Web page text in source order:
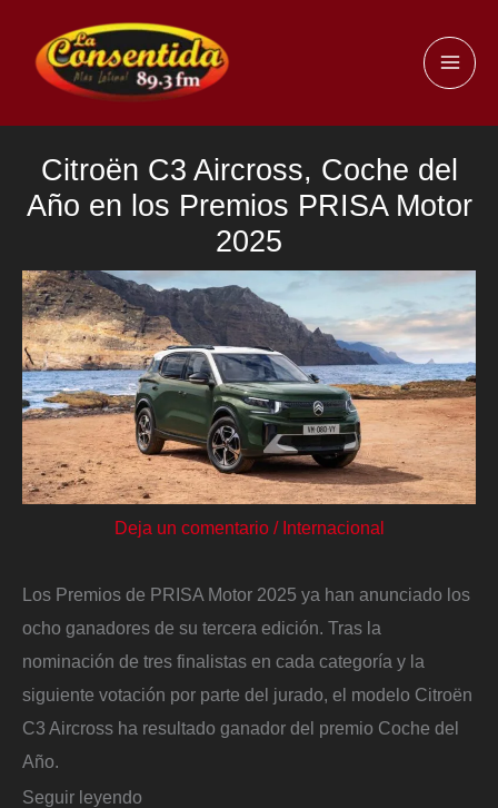
contenido
Citroën C3 Aircross, Coche del
Año en los Premios PRISA Motor
2025
Deja un comentario / Internacional
Los Premios de PRISA Motor 2025 ya han anunciado los
ocho ganadores de su tercera edición. Tras la
nominación de tres finalistas en cada categoría y la
siguiente votación por parte del jurado, el modelo Citroën
C3 Aircross ha resultado ganador del premio Coche del
Año.
Seguir leyendo